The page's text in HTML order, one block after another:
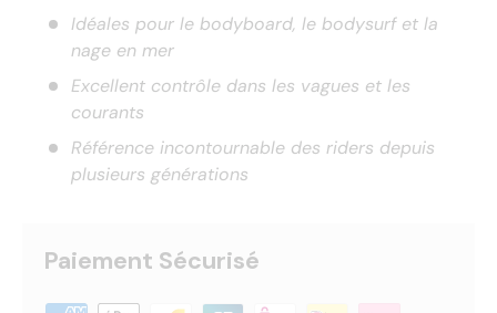
Idéales pour le bodyboard, le bodysurf et la
nage en mer
Excellent contrôle dans les vagues et les
courants
Référence incontournable des riders depuis
plusieurs générations
Paiement Sécurisé